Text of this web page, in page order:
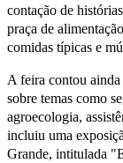
contação de
praça de
comidas típicas e
A feira contou ainda
sobre temas como
agroecologia,
incluiu uma
Grande, intitulada